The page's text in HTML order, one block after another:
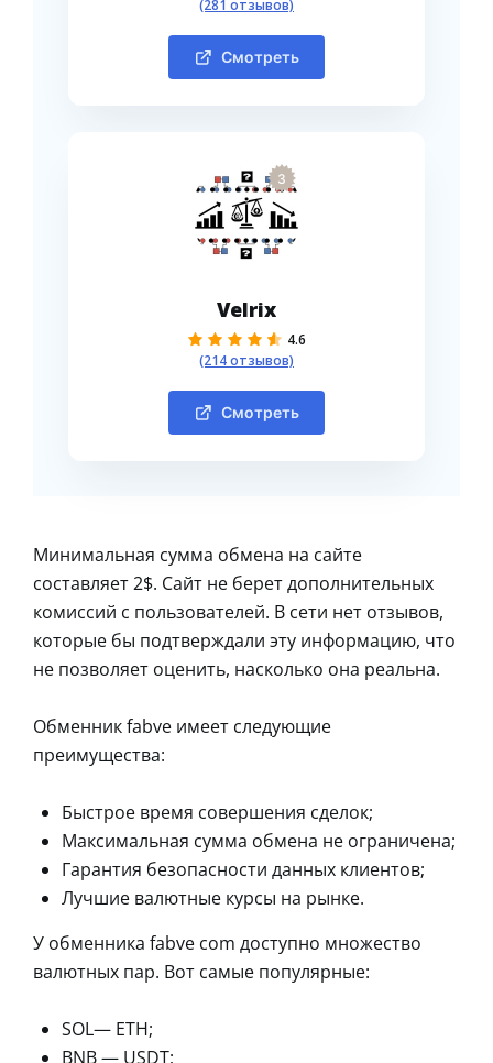
(281 отзывов)
Смотреть
3
Velrix
4.6
(214 отзывов)
Смотреть
Минимальная сумма обмена на сайте
составляет 2$. Сайт не берет дополнительных
комиссий с пользователей. В сети нет отзывов,
которые бы подтверждали эту информацию, что
не позволяет оценить, насколько она реальна.
Обменник fabve имеет следующие
преимущества:
Быстрое время совершения сделок;
Максимальная сумма обмена не ограничена;
Гарантия безопасности данных клиентов;
Лучшие валютные курсы на рынке.
У обменника fabve com доступно множество
валютных пар. Вот самые популярные:
SOL— ETH;
BNB — USDT;